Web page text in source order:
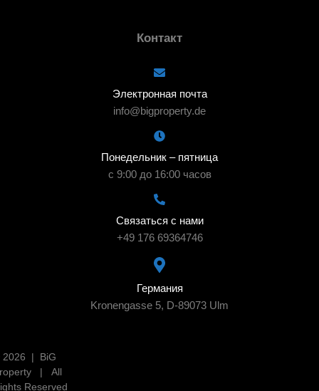
Контакт
Электронная почта
info@bigproperty.de
Понедельник – пятница
с 9:00 до 16:00 часов
Связаться с нами
+49 176 69364746
Германия
Kronengasse 5, D-89073 Ulm
2026 | BiG
| All
Reserved